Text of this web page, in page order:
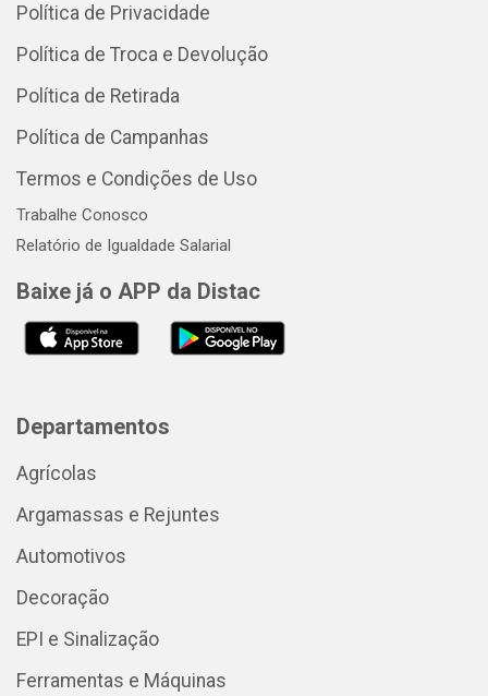
Política de Privacidade
Política de Troca e Devolução
Política de Retirada
Política de Campanhas
Termos e Condições de Uso
Trabalhe Conosco
Relatório de Igualdade Salarial
Baixe já o APP da Distac
Departamentos
Agrícolas
Argamassas e Rejuntes
Automotivos
Decoração
EPI e Sinalização
Ferramentas e Máquinas